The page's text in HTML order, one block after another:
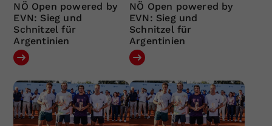
NÖ Open powered by
EVN: Sieg und
Schnitzel für
Argentinien
NÖ Open powered by
EVN: Sieg und
Schnitzel für
Argentinien